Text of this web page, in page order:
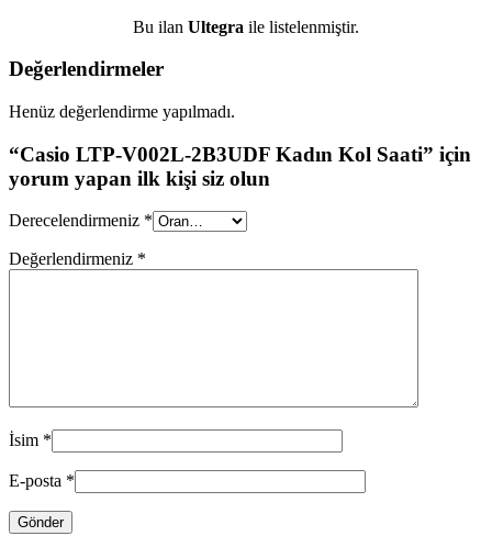
Bu ilan Ultegra ile listelenmiştir.
Değerlendirmeler
Henüz değerlendirme yapılmadı.
“Casio LTP-V002L-2B3UDF Kadın Kol Saati” için
yorum yapan ilk kişi siz olun
Derecelendirmeniz *
Değerlendirmeniz *
İsim *
E-posta *